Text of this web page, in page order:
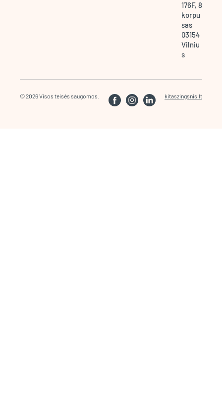
176F, 8
korpu
sas
03154
Vilniu
s
© 2026 Visos teisės saugomos. kitaszingsnis.lt